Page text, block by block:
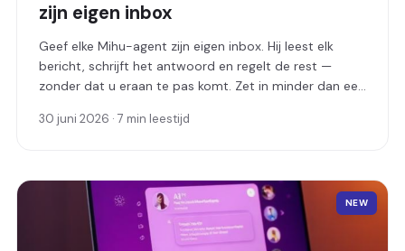
zijn eigen inbox
Geef elke Mihu-agent zijn eigen inbox. Hij leest elk
bericht, schrijft het antwoord en regelt de rest —
zonder dat u eraan te pas komt. Zet in minder dan een
30 juni 2026 · 7 min leestijd
NEW